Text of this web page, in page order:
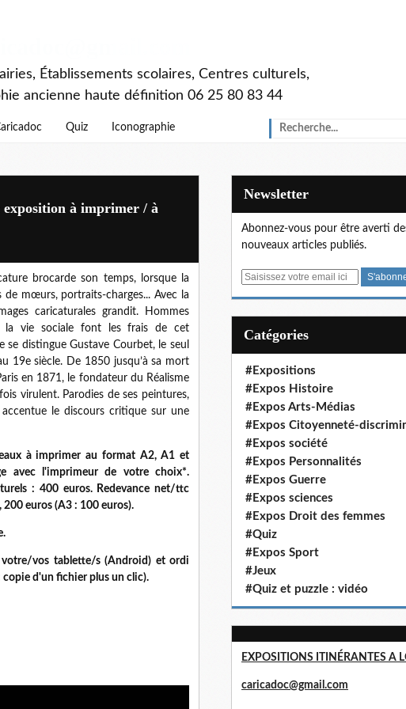
Établissements scolaires, Centres culturels,
ancienne haute définition 06 25 80 83 44
Quiz Iconographie
exposition à imprimer / à
brocarde son temps, lorsque la
de mœurs, portraits-charges... Avec la
caricaturales grandit. Hommes
la vie sociale font les frais de cet
distingue Gustave Courbet, le seul
19e siècle. De 1850 jusqu’à sa mort
en 1871, le fondateur du Réalisme
virulent. Parodies de ses peintures,
le discours critique sur une
à imprimer au format A2, A1 et
avec l'imprimeur de votre choix*.
: 400 euros. Redevance net/ttc
200 euros (A3 : 100 euros).
vos tablette/s (Android) et ordi
d'un fichier plus un clic).
Newsletter
Abonnez-vous pour être averti
nouveaux articles publiés.
E
Catégories
#Expositions
#Expos Histoire
#Expos Arts-Médias
#Expos Citoyenneté-
#Expos société
#Expos Personnalités
#Expos Guerre
#Expos sciences
#Expos Droit des femmes
#Quiz
#Expos Sport
#Jeux
#Quiz et puzzle : vidéo
EXPOSITIONS ITINÉRANTES A
caricadoc@gmail.com